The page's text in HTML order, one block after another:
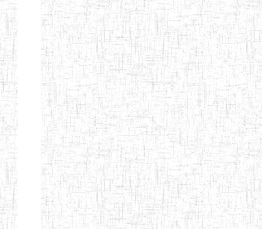
INCLUSIVE
BILINGUAL
TEACHER
TRAINING
INSTITUTE
CEFED/SPED/TTI
SANTA
17/11/2008 ENIEG
PTTC MBENGWI 06/08/1990 ENIEG
FULL GOSPEL
BTTC MBENGWI
02/10/1998 ENIEG